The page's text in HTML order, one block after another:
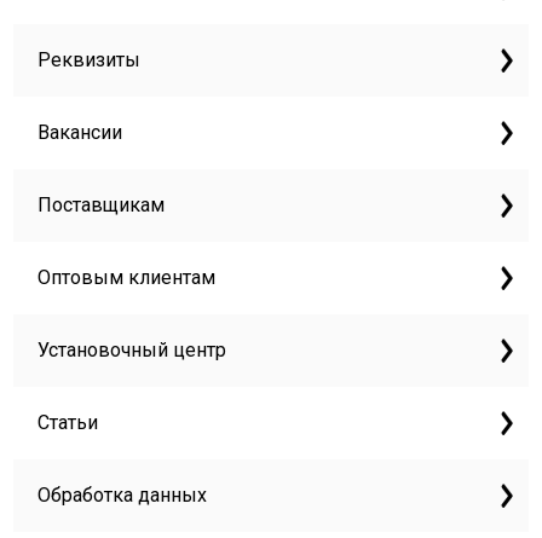
Реквизиты
Вакансии
Поставщикам
Оптовым клиентам
Установочный центр
Статьи
Обработка данных